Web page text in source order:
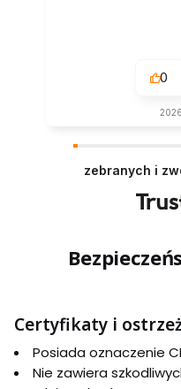
0
w
zebranych i
Certyfikaty i
Posiada oznaczenie
Nie zawiera